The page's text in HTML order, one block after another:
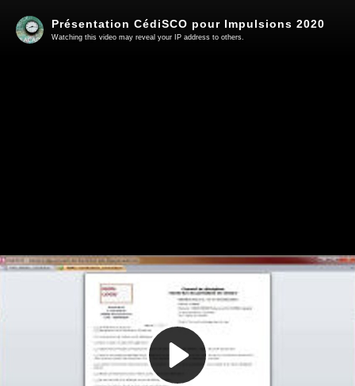
Play
Video
Présentation CédiSCO pour Impulsions 2020
Watching this video may reveal your IP address to others.